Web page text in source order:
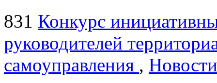
831 Конкурс
руководителей
самоуправления ,